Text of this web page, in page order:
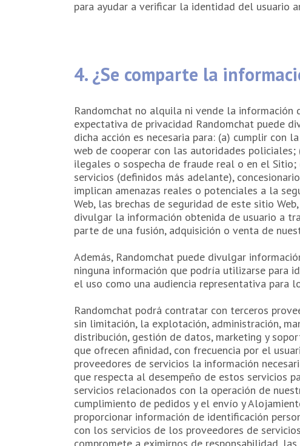
para ayudar a verificar la identidad del usuario
4. ¿Se comparte la
Randomchat no alquila ni vende la información
expectativa de privacidad Randomchat puede
dicha acción es necesaria para: (a) cumplir con
web de cooperar con las autoridades
ilegales o sospecha de fraude real o en el
servicios (definidos más adelante),
implican amenazas reales o potenciales a la
Web, las brechas de seguridad de este sitio
divulgar la información obtenida de usuario a
parte de una fusión, adquisición o venta de
Además, Randomchat puede divulgar
ninguna información que podría utilizarse para
el uso como una audiencia representativa para
Randomchat podrá contratar con terceros
sin limitación, la explotación, administración,
distribución, gestión de datos, marketing y
que ofrecen afinidad, con frecuencia por el
proveedores de servicios la información
que respecta al desempeño de estos servicios
servicios relacionados con la operación de
cumplimiento de pedidos y el envío y
proporcionar información de identificación
con los servicios de los proveedores de